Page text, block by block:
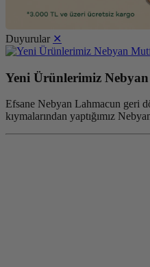
Duyurular ✕
Yeni Ürünlerimiz
Efsane Nebyan Lahmacun geri
kıymalarından yaptığımız